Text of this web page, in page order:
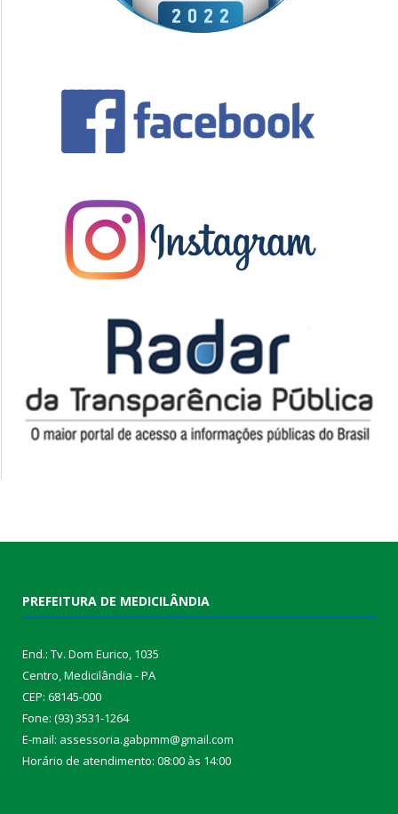
PREFEITURA DE MEDICILÂNDIA
End.: Tv. Dom Eurico, 1035
Centro, Medicilândia - PA
CEP: 68145-000
Fone: (93) 3531-1264
E-mail: assessoria.gabpmm@gmail.com
Horário de atendimento: 08:00 às 14:00